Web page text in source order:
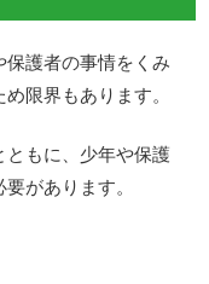
護者の事情をくみ
限界もあります。
もに、少年や保護
があります。